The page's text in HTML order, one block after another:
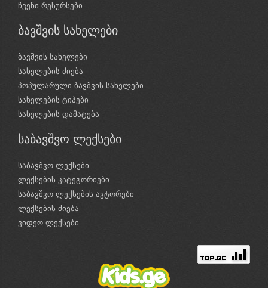
ჩვენი რესურსები
ბავშვის სახელები
ბავშვის სახელები
სახელების ძიება
პოპულარული ბავშვის სახელები
სახელების ტიპები
სახელების დამატება
საბავშვო ლექსები
საბავშვო ლექსები
ლექსების კატეგორიები
საბავშვო ლექსების ავტორები
ლექსების ძიება
ვიდეო ლექსები